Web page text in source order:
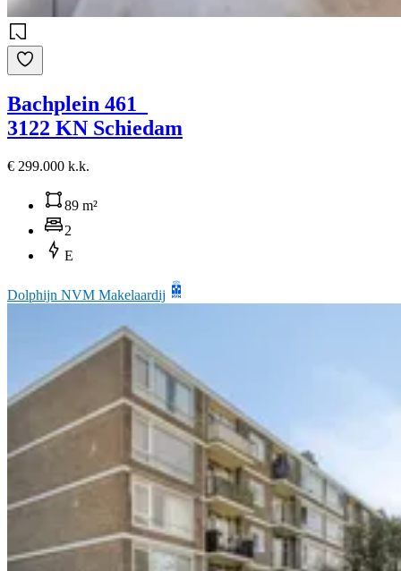
Bachplein 461
3122 KN Schiedam
€ 299.000 k.k.
89 m²
2
E
Dolphijn NVM Makelaardij